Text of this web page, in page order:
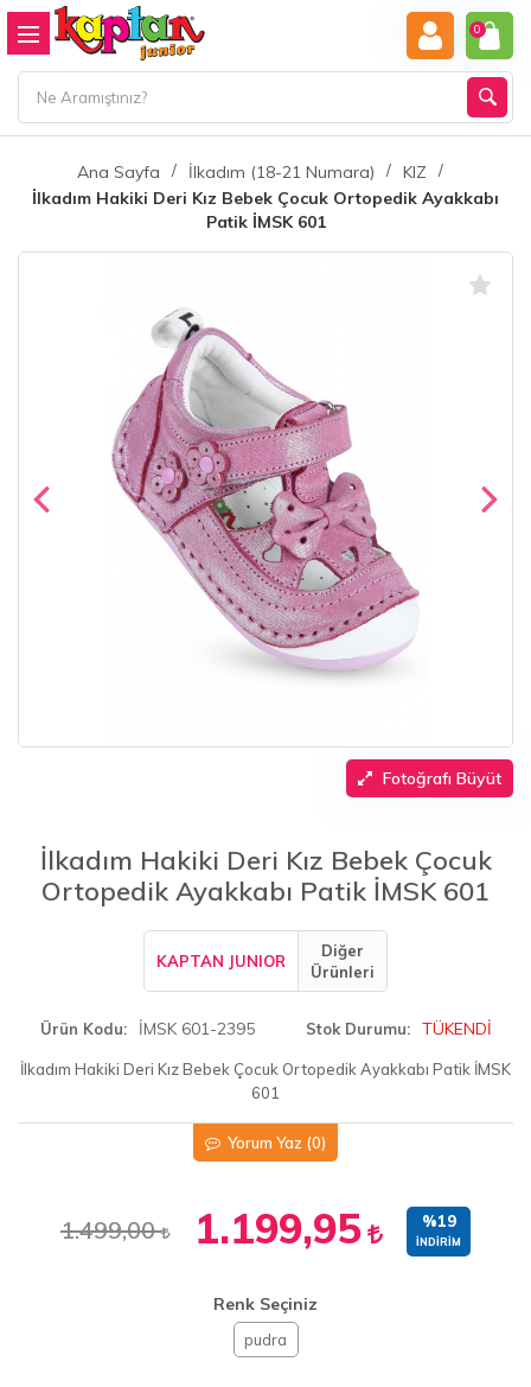
0
Ana Sayfa İlkadım (18-21 Numara)
KIZ
İlkadım Hakiki Deri Kız Bebek Çocuk Ortopedik Ayakkabı
Patik İMSK 601
Fotoğrafı Büyüt
İlkadım Hakiki Deri Kız Bebek Çocuk
Ortopedik Ayakkabı Patik İMSK 601
KAPTAN JUNIOR
Diğer
Ürünleri
Ürün Kodu İMSK 601-2395 Stok Durumu TÜKENDİ
İlkadım Hakiki Deri Kız Bebek Çocuk Ortopedik Ayakkabı Patik İMSK
601
Yorum Yaz (0)
1.499,00 1.199,95 %19
İNDIRIM
Renk Seçiniz
pudra